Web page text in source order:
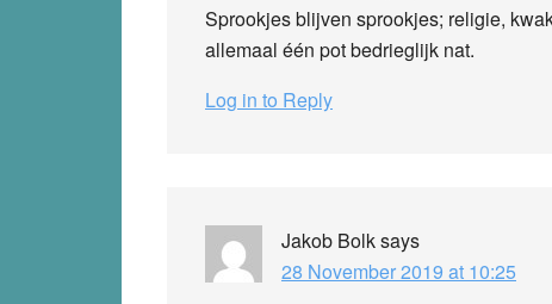
Sprookjes blijven sprookjes; religie,
allemaal één pot bedrieglijk nat.
Log in to Reply
Jakob Bolksays
28 November 2019 at 10:25